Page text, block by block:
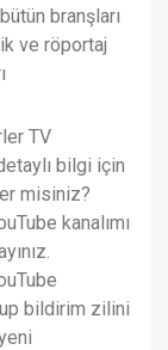
branşları
ve röportaj
TV
bilgi için
misiniz?
kanalımı
bildirim zilini